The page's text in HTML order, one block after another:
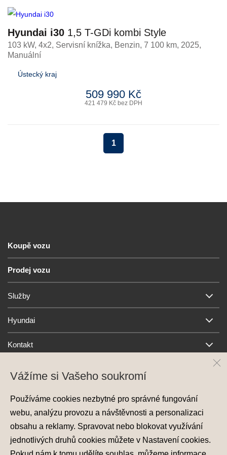
Hyundai i30 1,5 T-GDi kombi Style
103 kW, 4x2, Servisní knížka, Benzin, 7 100 km, 2025,
Manuální
Ústecký kraj
509 990 Kč
421 479 Kč bez DPH
1
Koupě vozu
Prodej vozu
Služby
Hyundai
Kontakt
Ochrana osobních údajů
Vážíme si Vašeho soukromí
Používáme cookies nezbytné pro správné fungování
webu, analýzu provozu a návštěvnosti a personalizaci
obsahu a reklamy. Spravovat nebo blokovat využívání
jednotlivých druhů cookies můžete v Nastavení cookies.